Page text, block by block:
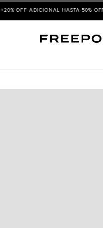
+20% OFF ADICIONAL HASTA 50%